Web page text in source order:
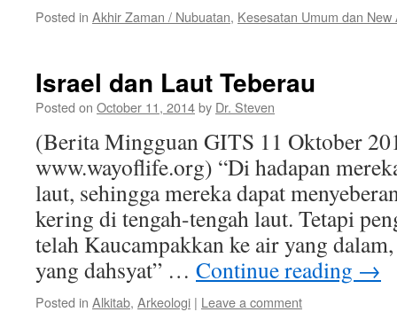
Posted in Akhir Zaman / Nubuatan, Kesesatan Umum dan New
Israel dan Laut Teberau
Posted on October 11, 2014by Dr. Steven
(Berita Mingguan GITS 11 Oktober
www.wayoflife.org) “Di hadapan
laut, sehingga mereka dapat
kering di tengah-tengah laut. Tetapi
telah Kaucampakkan ke air yang
yang dahsyat” … Continue reading →
Posted in Alkitab, Arkeologi | Leave a comment